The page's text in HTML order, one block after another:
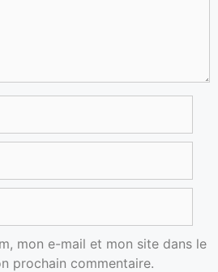
mon e-mail et mon site dans le
prochain commentaire.